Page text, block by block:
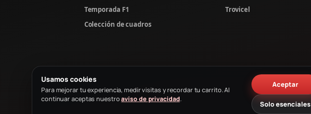
Usamos cookies
Para mejorar tu experiencia, medir visitas y recordar tu carrito. Al
continuar aceptas nuestroaviso de privacidad.
Aceptar
Solo esenciales
Temporada F1
Colección de cuadros
Trovicel